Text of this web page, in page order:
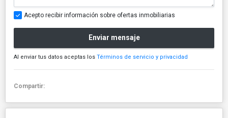
Acepto recibir información sobre ofertas inmobiliarias
Enviar mensaje
Al enviar tus datos aceptas los Términos de servicio y privacidad
Compartir: